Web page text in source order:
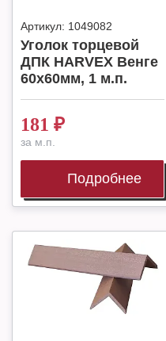
Артикул: 1049082
Уголок торцевой
ДПК HARVEX Венге
60x60мм, 1 м.п.
181 ₽
за м.п.
Подробнее